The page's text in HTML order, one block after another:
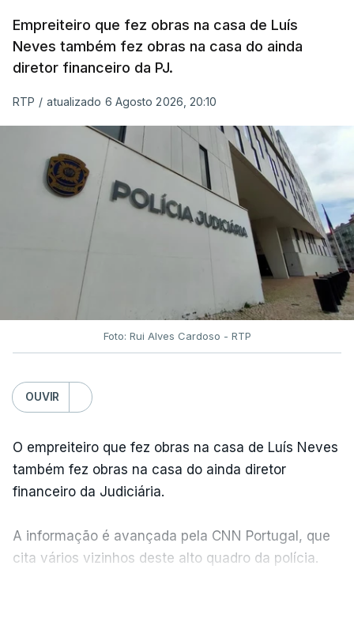
Empreiteiro que fez obras na casa de Luís
Neves também fez obras na casa do ainda
diretor financeiro da PJ.
RTP / atualizado 6 Agosto 2026, 20:10
Foto: Rui Alves Cardoso - RTP
OUVIR
O empreiteiro que fez obras na casa de Luís Neves
também fez obras na casa do ainda diretor
financeiro da Judiciária.
A informação é avançada pela CNN Portugal, que
cita vários vizinhos deste alto quadro da polícia.